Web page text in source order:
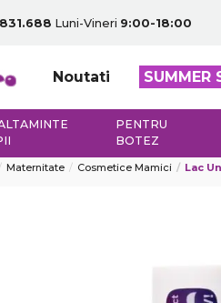
Luni-Vineri 9:00-18:00
Noutati SUMMER
PENTRU
BOTEZ
Maternitate Cosmetice Mamici Lac